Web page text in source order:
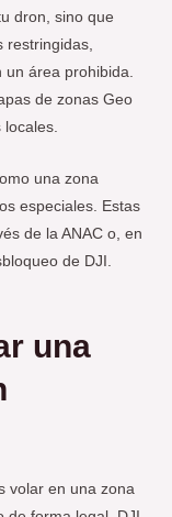
dron, sino que
restringidas,
un área prohibida.
de zonas Geo
locales.
una zona
especiales. Estas
de la ANAC o, en
de DJI.
una
volar en una zona